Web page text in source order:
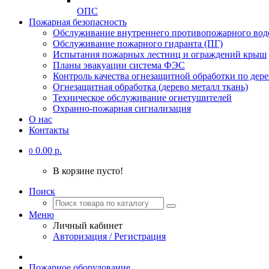
ОПС
Пожарная безопасность
Обслуживание внутреннего противопожарного
Обслуживание пожарного гидранта (ПГ)
Испытания пожарных лестниц и ограждений крыш
Планы эвакуации система ФЭС
Контроль качества огнезащитной обработки по
Огнезащитная обработка (дерево металл ткань)
Техническое обслуживание огнетушителей
Охранно-пожарная сигнализация
О нас
Контакты
0 0.00 р.
В корзине пусто!
Поиск
Меню
Личный кабинет
Авторизация / Регистрация